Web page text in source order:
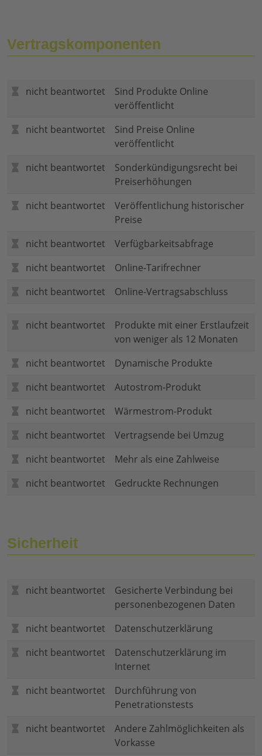
Vertragskomponenten
nicht beantwortet
Sind Produkte Online
veröffentlicht
nicht beantwortet
Sind Preise Online
veröffentlicht
nicht beantwortet
Sonderkündigungsrecht bei
Preiserhöhungen
nicht beantwortet
Veröffentlichung historischer
Preise
nicht beantwortet
Verfügbarkeitsabfrage
nicht beantwortet
Online-Tarifrechner
nicht beantwortet
Online-Vertragsabschluss
nicht beantwortet
Produkte mit einer Erstlaufzeit
von weniger als 12 Monaten
nicht beantwortet
Dynamische Produkte
nicht beantwortet
Autostrom-Produkt
nicht beantwortet
Wärmestrom-Produkt
nicht beantwortet
Vertragsende bei Umzug
nicht beantwortet
Mehr als eine Zahlweise
nicht beantwortet
Gedruckte Rechnungen
Sicherheit
nicht beantwortet
Gesicherte Verbindung bei
personenbezogenen Daten
nicht beantwortet
Datenschutzerklärung
nicht beantwortet
Datenschutzerklärung im
Internet
nicht beantwortet
Durchführung von
Penetrationstests
nicht beantwortet
Andere Zahlmöglichkeiten als
Vorkasse